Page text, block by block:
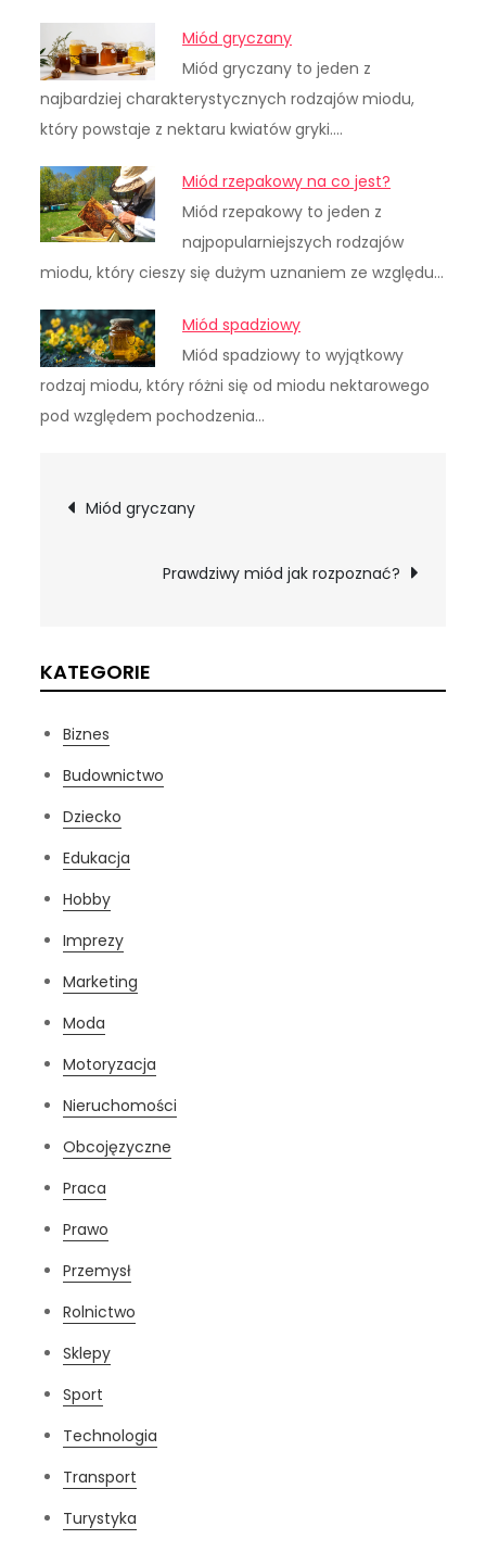
Miód gryczany
Miód gryczany to jeden z
najbardziej charakterystycznych rodzajów miodu,
który powstaje z nektaru kwiatów gryki.…
Miód rzepakowy na co jest?
Miód rzepakowy to jeden z
najpopularniejszych rodzajów
miodu, który cieszy się dużym uznaniem ze względu…
Miód spadziowy
Miód spadziowy to wyjątkowy
rodzaj miodu, który różni się od miodu nektarowego
pod względem pochodzenia…
Nawigacja
wpisu
Miód gryczany
Prawdziwy miód jak rozpoznać?
KATEGORIE
Biznes
Budownictwo
Dziecko
Edukacja
Hobby
Imprezy
Marketing
Moda
Motoryzacja
Nieruchomości
Obcojęzyczne
Praca
Prawo
Przemysł
Rolnictwo
Sklepy
Sport
Technologia
Transport
Turystyka